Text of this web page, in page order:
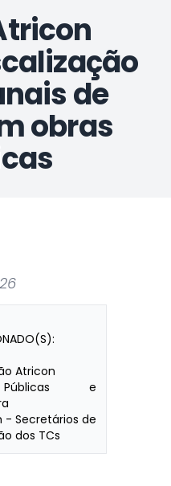
de
obras
Atricon
e
- Secretários de
dos TCs